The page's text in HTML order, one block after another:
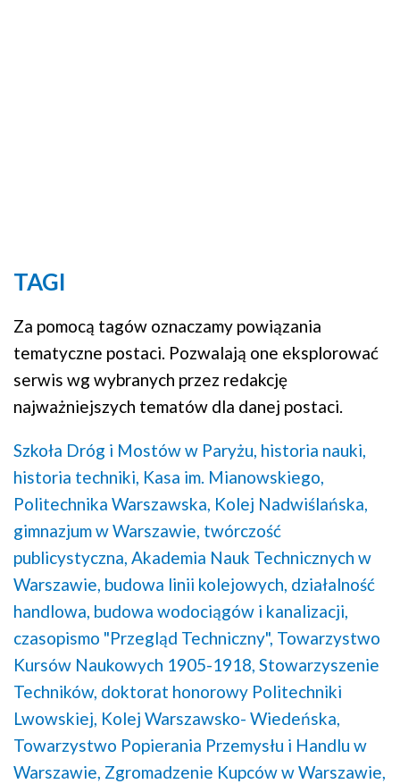
TAGI
Za pomocą tagów oznaczamy powiązania
tematyczne postaci. Pozwalają one eksplorować
serwis wg wybranych przez redakcję
najważniejszych tematów dla danej postaci.
Szkoła Dróg i Mostów w Paryżu, historia nauki,
historia techniki, Kasa im. Mianowskiego,
Politechnika Warszawska, Kolej Nadwiślańska,
gimnazjum w Warszawie, twórczość
publicystyczna, Akademia Nauk Technicznych w
Warszawie, budowa linii kolejowych, działalność
handlowa, budowa wodociągów i kanalizacji,
czasopismo "Przegląd Techniczny", Towarzystwo
Kursów Naukowych 1905-1918, Stowarzyszenie
Techników, doktorat honorowy Politechniki
Lwowskiej, Kolej Warszawsko- Wiedeńska,
Towarzystwo Popierania Przemysłu i Handlu w
Warszawie, Zgromadzenie Kupców w Warszawie,